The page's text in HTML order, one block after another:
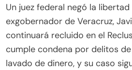
Un juez federal negó la
exgobernador de Veracruz,
continuará recluido en el
cumple condena por delitos
lavado de dinero, y su caso